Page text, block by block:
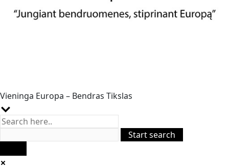
Vieninga Europa – Bendras Tikslas